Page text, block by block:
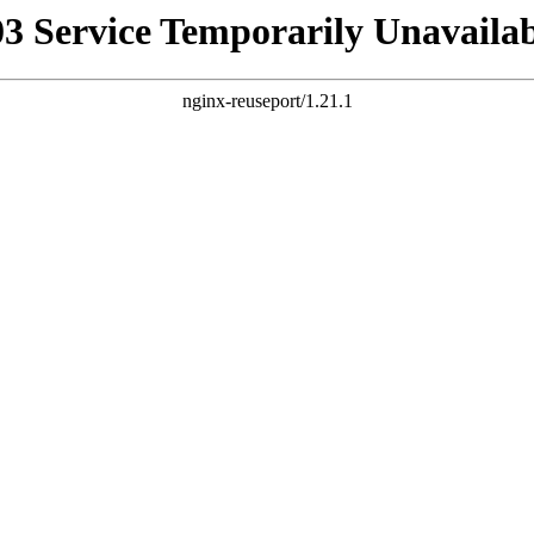
Service Temporarily
nginx-reuseport/1.21.1